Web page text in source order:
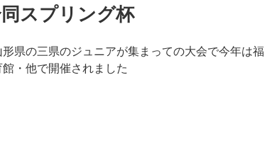
スプリング杯
県の三県のジュニアが集まっての大会で今年は福
・他で開催されました